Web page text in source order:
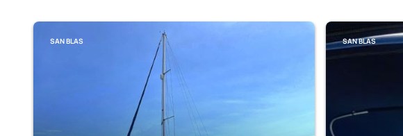
SAN BLAS SAN BLAS